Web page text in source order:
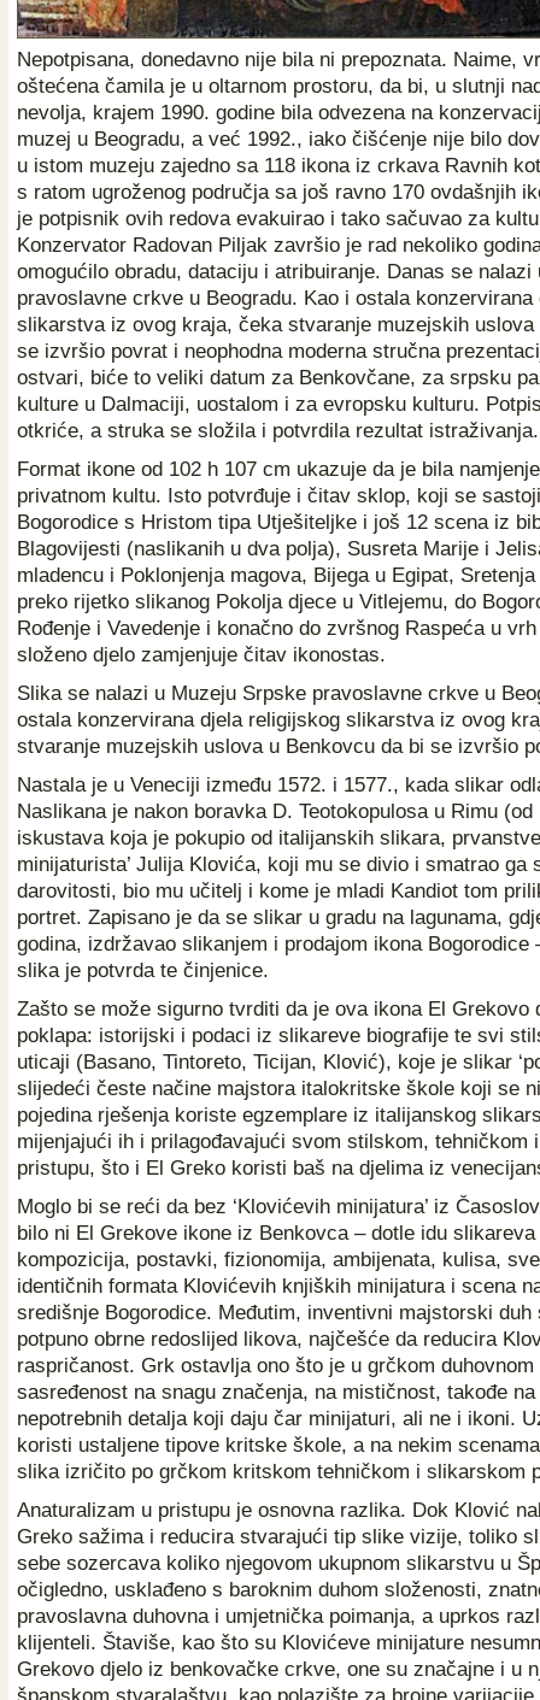
Nepotpisana, donedavno nije bila ni prepoznata. Naime,
oštećena čamila je u oltarnom prostoru, da bi, u slutnji
nevolja, krajem 1990. godine bila odvezena na
muzej u Beogradu, a već 1992., iako čišćenje nije bilo
u istom muzeju zajedno sa 118 ikona iz crkava Ravnih
s ratom ugroženog područja sa još ravno 170 ovdašnjih
je potpisnik ovih redova evakuirao i tako sačuvao za
Konzervator Radovan Piljak završio je rad nekoliko
omogućilo obradu, dataciju i atribuiranje. Danas se nalazi
pravoslavne crkve u Beogradu. Kao i ostala
slikarstva iz ovog kraja, čeka stvaranje muzejskih uslova
se izvršio povrat i neophodna moderna stručna
ostvari, biće to veliki datum za Benkovčane, za srpsku
kulture u Dalmaciji, uostalom i za evropsku kulturu.
otkriće, a struka se složila i potvrdila rezultat istraživanja.
Format ikone od 102 h 107 cm ukazuje da je bila
privatnom kultu. Isto potvrđuje i čitav sklop, koji se
Bogorodice s Hristom tipa Utješiteljke i još 12 scena iz
Blagovijesti (naslikanih u dva polja), Susreta Marije i
mladencu i Poklonjenja magova, Bijega u Egipat,
preko rijetko slikanog Pokolja djece u Vitlejemu, do
Rođenje i Vavedenje i konačno do zvršnog Raspeća u
složeno djelo zamjenjuje čitav ikonostas.
Slika se nalazi u Muzeju Srpske pravoslavne crkve u
ostala konzervirana djela religijskog slikarstva iz ovog
stvaranje muzejskih uslova u Benkovcu da bi se izvršio
Nastala je u Veneciji između 1572. i 1577., kada slikar
Naslikana je nakon boravka D. Teotokopulosa u Rimu
iskustava koja je pokupio od italijanskih slikara,
minijaturista’ Julija Klovića, koji mu se divio i smatrao ga
darovitosti, bio mu učitelj i kome je mladi Kandiot tom
portret. Zapisano je da se slikar u gradu na lagunama,
godina, izdržavao slikanjem i prodajom ikona Bogorodice
slika je potvrda te činjenice.
Zašto se može sigurno tvrditi da je ova ikona El Grekovo
poklapa: istorijski i podaci iz slikareve biografije te svi
uticaji (Basano, Tintoreto, Ticijan, Klović), koje je slikar
slijedeći česte načine majstora italokritske škole koji se
pojedina rješenja koriste egzemplare iz italijanskog
mijenjajući ih i prilagođavajući svom stilskom, tehničkom
pristupu, što i El Greko koristi baš na djelima iz
Moglo bi se reći da bez ‘Klovićevih minijatura’ iz
bilo ni El Grekove ikone iz Benkovca – dotle idu
kompozicija, postavki, fizionomija, ambijenata, kulisa,
identičnih formata Klovićevih knjiških minijatura i scena
središnje Bogorodice. Međutim, inventivni majstorski duh
potpuno obrne redoslijed likova, najčešće da reducira
raspričanost. Grk ostavlja ono što je u grčkom
sasređenost na snagu značenja, na mističnost, takođe
nepotrebnih detalja koji daju čar minijaturi, ali ne i ikoni.
koristi ustaljene tipove kritske škole, a na nekim
slika izričito po grčkom kritskom tehničkom i slikarskom
Anaturalizam u pristupu je osnovna razlika. Dok Klović
Greko sažima i reducira stvarajući tip slike vizije, toliko
sebe sozercava koliko njegovom ukupnom slikarstvu u
očigledno, usklađeno s baroknim duhom složenosti,
pravoslavna duhovna i umjetnička poimanja, a uprkos
klijenteli. Štaviše, kao što su Klovićeve minijature
Grekovo djelo iz benkovačke crkve, one su značajne i u